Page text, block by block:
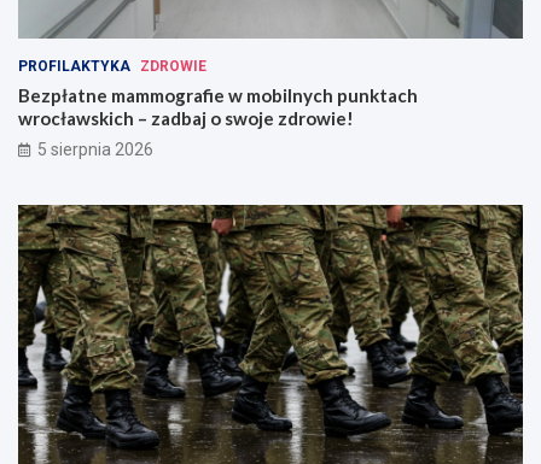
PROFILAKTYKA ZDROWIE
Bezpłatne mammografie w mobilnych punktach
wrocławskich – zadbaj o swoje zdrowie!
5 sierpnia 2026